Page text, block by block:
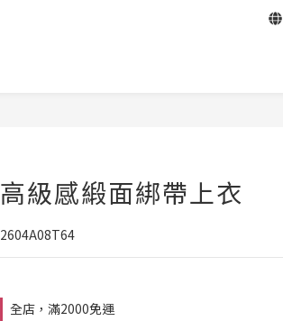
高級感緞面綁帶上衣
2604A08T64
全店，滿2000免運